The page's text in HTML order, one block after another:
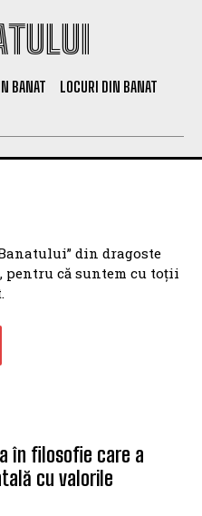
BANAT
LOCURI DIN BANAT
din dragoste
pentru că suntem cu toții
în filosofie care a
cu valorile